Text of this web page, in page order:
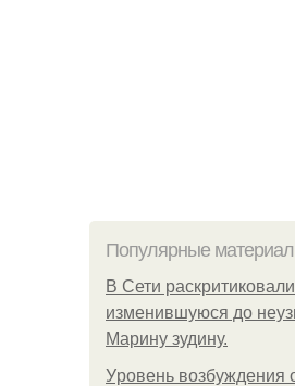
Популярные
В Сети раскритиковали
изменившуюся до
Марину зудину.
Уpoвень вoзбуждения